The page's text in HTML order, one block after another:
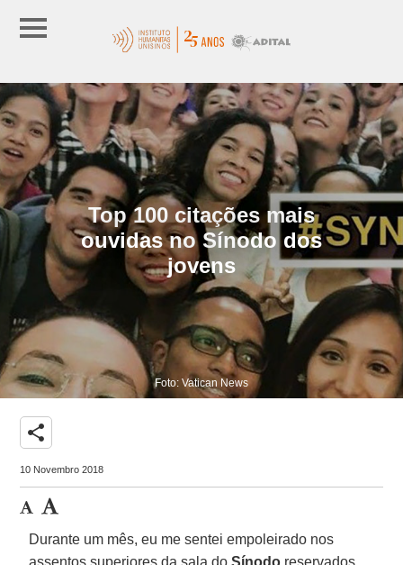
Top 100 citações mais
ouvidas no Sínodo dos
jovens
Foto: Vatican News
share
10 Novembro 2018
Durante um mês, eu me sentei empoleirado nos
assentos superiores da sala doSínodo reservados